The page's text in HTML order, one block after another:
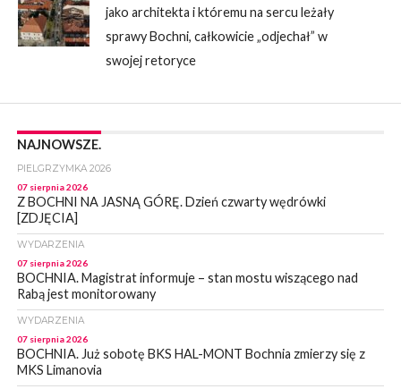
jako architekta i któremu na sercu leżały
sprawy Bochni, całkowicie „odjechał” w
swojej retoryce
NAJNOWSZE.
PIELGRZYMKA 2026
07 sierpnia 2026
Z BOCHNI NA JASNĄ GÓRĘ. Dzień czwarty wędrówki
[ZDJĘCIA]
WYDARZENIA
07 sierpnia 2026
BOCHNIA. Magistrat informuje – stan mostu wiszącego nad
Rabą jest monitorowany
WYDARZENIA
07 sierpnia 2026
BOCHNIA. Już sobotę BKS HAL-MONT Bochnia zmierzy się z
MKS Limanovia